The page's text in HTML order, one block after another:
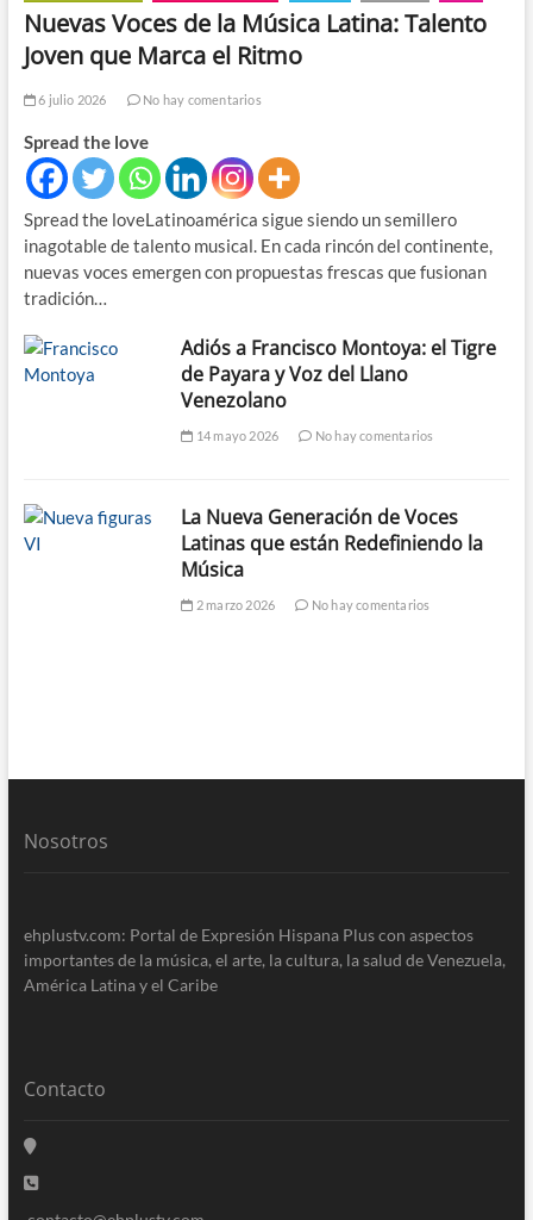
Nuevas Voces de la Música Latina: Talento
Joven que Marca el Ritmo
6 julio 2026 No hay comentarios
Spread the love
Spread the loveLatinoamérica sigue siendo un semillero
inagotable de talento musical. En cada rincón del continente,
nuevas voces emergen con propuestas frescas que fusionan
tradición…
Adiós a Francisco Montoya: el Tigre
de Payara y Voz del Llano
Venezolano
14 mayo 2026 No hay comentarios
La Nueva Generación de Voces
Latinas que están Redefiniendo la
Música
2 marzo 2026 No hay comentarios
Nosotros
ehplustv.com: Portal de Expresión Hispana Plus con aspectos
importantes de la música, el arte, la cultura, la salud de Venezuela,
América Latina y el Caribe
Contacto